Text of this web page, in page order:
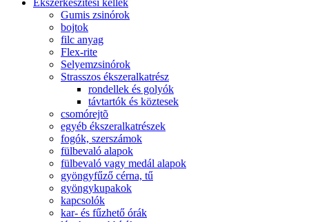
Ékszerkészítési kellék
Gumis zsinórok
bojtok
filc anyag
Flex-rite
Selyemzsinórok
Strasszos ékszeralkatrész
rondellek és golyók
távtartók és köztesek
csomórejtõ
egyéb ékszeralkatrészek
fogók, szerszámok
fülbevaló alapok
fülbevaló vagy medál alapok
gyöngyfűző cérna, tű
gyöngykupakok
kapcsolók
kar- és fűzhető órák